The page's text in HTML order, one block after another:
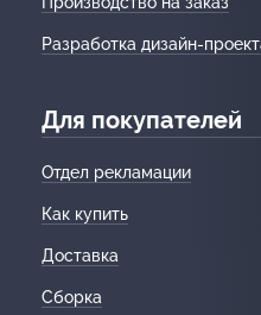
Разработка дизайн-
Для покупателей
Отдел рекламации
Как купить
Доставка
Сборка